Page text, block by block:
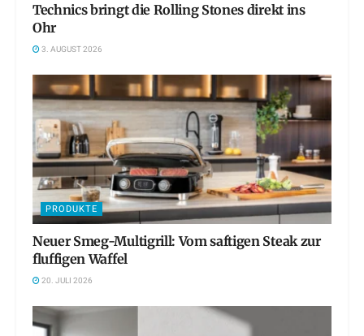
Technics bringt die Rolling Stones direkt ins
Ohr
3. AUGUST 2026
PRODUKTE
Neuer Smeg-Multigrill: Vom saftigen Steak zur
fluffigen Waffel
20. JULI 2026